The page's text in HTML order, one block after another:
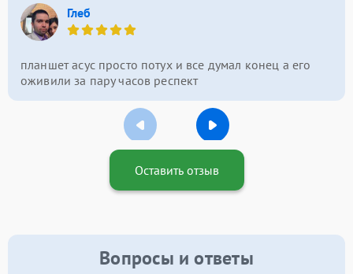
Глеб
планшет асус просто потух и все думал конец а его
оживили за пару часов респект
Оставить отзыв
Вопросы и ответы